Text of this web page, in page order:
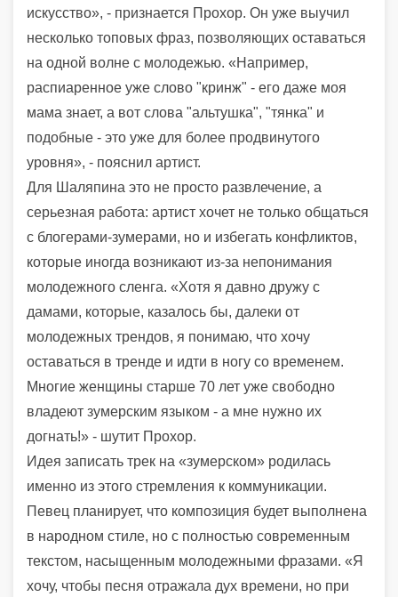
искусство», - признается Прохор. Он уже выучил
несколько топовых фраз, позволяющих оставаться
на одной волне с молодежью. «Например,
распиаренное уже слово "кринж" - его даже моя
мама знает, а вот слова "альтушка", "тянка" и
подобные - это уже для более продвинутого
уровня», - пояснил артист.
Для Шаляпина это не просто развлечение, а
серьезная работа: артист хочет не только общаться
с блогерами-зумерами, но и избегать конфликтов,
которые иногда возникают из-за непонимания
молодежного сленга. «Хотя я давно дружу с
дамами, которые, казалось бы, далеки от
молодежных трендов, я понимаю, что хочу
оставаться в тренде и идти в ногу со временем.
Многие женщины старше 70 лет уже свободно
владеют зумерским языком - а мне нужно их
догнать!» - шутит Прохор.
Идея записать трек на «зумерском» родилась
именно из этого стремления к коммуникации.
Певец планирует, что композиция будет выполнена
в народном стиле, но с полностью современным
текстом, насыщенным молодежными фразами. «Я
хочу, чтобы песня отражала дух времени, но при